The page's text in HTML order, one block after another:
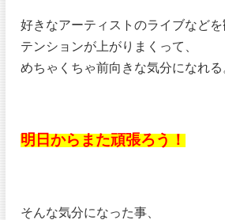
好きなアーティストのライブなどを
テンションが上がりまくって、
めちゃくちゃ前向きな気分になれる
明日からまた頑張ろう！
そんな気分になった事、